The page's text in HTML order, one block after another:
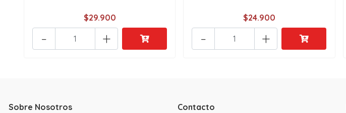
$29.900
+
-
$24.900
+
-
Sobre Nosotros Contacto